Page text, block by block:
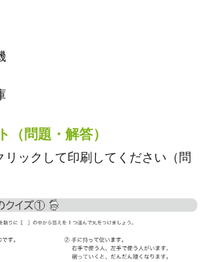
（問題・解答）
リックして印刷してください（問